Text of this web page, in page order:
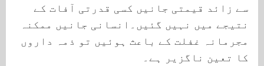
سے زائد قیمتی جانیں کسی قدرتی آفات کے
نتیجے میں نہیں گئیں۔انسانی جانیں ممکنہ
مجرمانہ غفلت کے باعث ہوئیں تو ذمہ داروں
کا تعین ناگزیر ہے۔